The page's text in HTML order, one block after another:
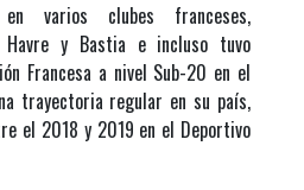
varios clubes franceses,
Havre y Bastia e incluso tuvo
Francesa a nivel Sub-20 en el
trayectoria regular en su país,
el 2018 y 2019 en el Deportivo